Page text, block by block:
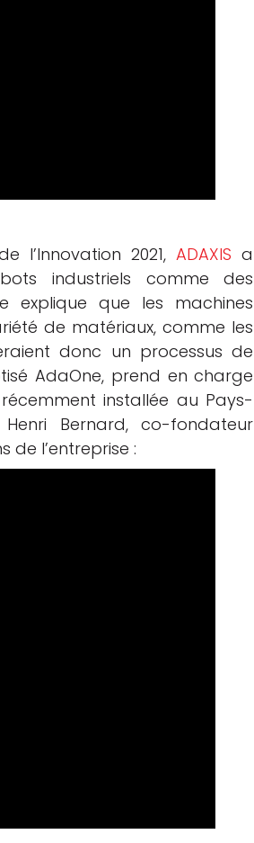
l’Innovation 2021,ADAXIS a
industriels comme des
explique que les machines
de matériaux, comme les
donc un processus de
AdaOne, prend en charge
installée au Pays-
Bernard, co-fondateur
de l’entreprise :